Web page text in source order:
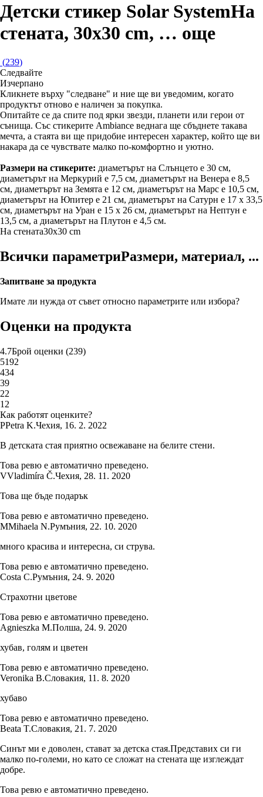
Детски стикер Solar SystemНа
стената, 30x30 cm, … още
(239)
Следвайте
Изчерпанo
Кликнете върху "следване" и ние ще ви уведомим, когато
продуктът отново е наличен за покупка.
Опитайте се да спите под ярки звезди, планети или герои от
сънища. Със стикерите Ambiance веднага ще сбъднете такава
мечта, а стаята ви ще придобие интересен характер, който ще ви
накара да се чувствате малко по-комфортно и уютно.
Размери на стикерите: диаметърът на Слънцето е 30 см,
диаметърът на Меркурий е 7,5 см, диаметърът на Венера е 8,5
см, диаметърът на Земята е 12 см, диаметърът на Марс е 10,5 см,
диаметърът на Юпитер е 21 см, диаметърът на Сатурн е 17 х 33,5
см, диаметърът на Уран е 15 х 26 см, диаметърът на Нептун е
13,5 см, а диаметърът на Плутон е 4,5 см.
На стената30x30 cm
Всички параметриРазмери, материал, ...
Запитване за продукта
Имате ли нужда от съвет относно параметрите или избора?
Оценки на продукта
4.7Брой оценки (239)
5192
434
39
22
1 2
Как работят оценките?
PPetra K.Чехия, 16. 2. 2022
В детската стая приятно освежаване на белите стени.
Това ревю е автоматично преведено.
VVladimíra Č.Чехия, 28. 11. 2020
Това ще бъде подарък
Това ревю е автоматично преведено.
MMihaela N.Румъния, 22. 10. 2020
много красива и интересна, си струва.
Това ревю е автоматично преведено.
Costa C.Румъния, 24. 9. 2020
Страхотни цветове
Това ревю е автоматично преведено.
Agnieszka M.Полша, 24. 9. 2020
хубав, голям и цветен
Това ревю е автоматично преведено.
Veronika B.Словакия, 11. 8. 2020
хубаво
Това ревю е автоматично преведено.
Beata T.Словакия, 21. 7. 2020
Синът ми е доволен, стават за детска стая.Представих си ги
малко по-големи, но като се сложат на стената ще изглеждат
добре.
Това ревю е автоматично преведено.